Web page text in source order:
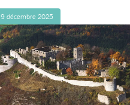
9 décembre 2025